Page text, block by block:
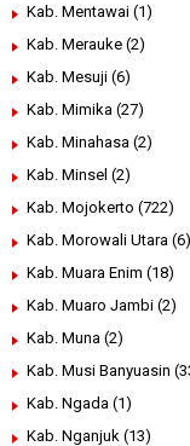
Kab. Mentawai (1)
Kab. Merauke (2)
Kab. Mesuji (6)
Kab. Mimika (27)
Kab. Minahasa (2)
Kab. Minsel (2)
Kab. Mojokerto (722)
Kab. Morowali Utara (6)
Kab. Muara Enim (18)
Kab. Muaro Jambi (2)
Kab. Muna (2)
Kab. Musi Banyuasin
Kab. Ngada (1)
Kab. Nganjuk (13)